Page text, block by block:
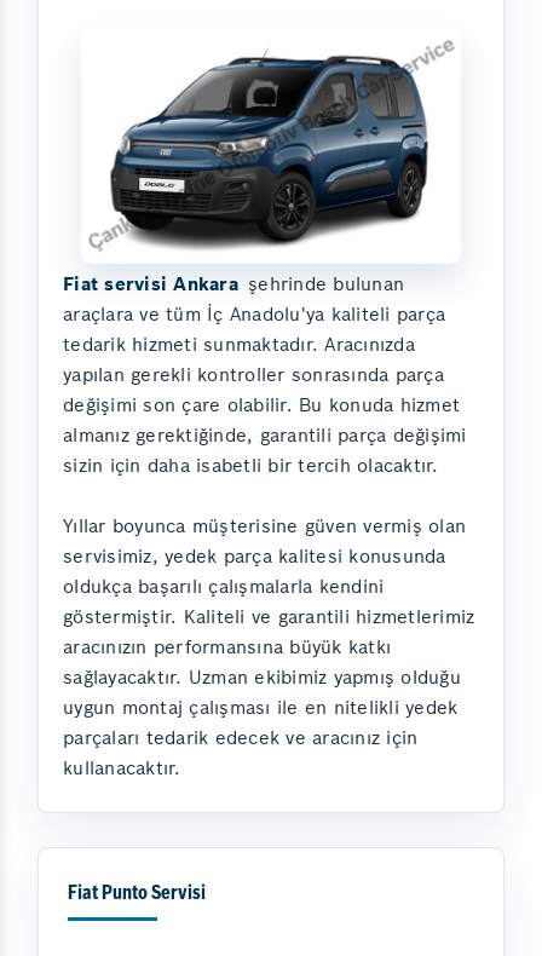
Fiat servisi Ankara şehrinde bulunan
araçlara ve tüm İç Anadolu'ya kaliteli parça
tedarik hizmeti sunmaktadır. Aracınızda
yapılan gerekli kontroller sonrasında parça
değişimi son çare olabilir. Bu konuda hizmet
almanız gerektiğinde, garantili parça değişimi
sizin için daha isabetli bir tercih olacaktır.
Yıllar boyunca müşterisine güven vermiş olan
servisimiz, yedek parça kalitesi konusunda
oldukça başarılı çalışmalarla kendini
göstermiştir. Kaliteli ve garantili hizmetlerimiz
aracınızın performansına büyük katkı
sağlayacaktır. Uzman ekibimiz yapmış olduğu
uygun montaj çalışması ile en nitelikli yedek
parçaları tedarik edecek ve aracınız için
kullanacaktır.
Fiat Punto Servisi